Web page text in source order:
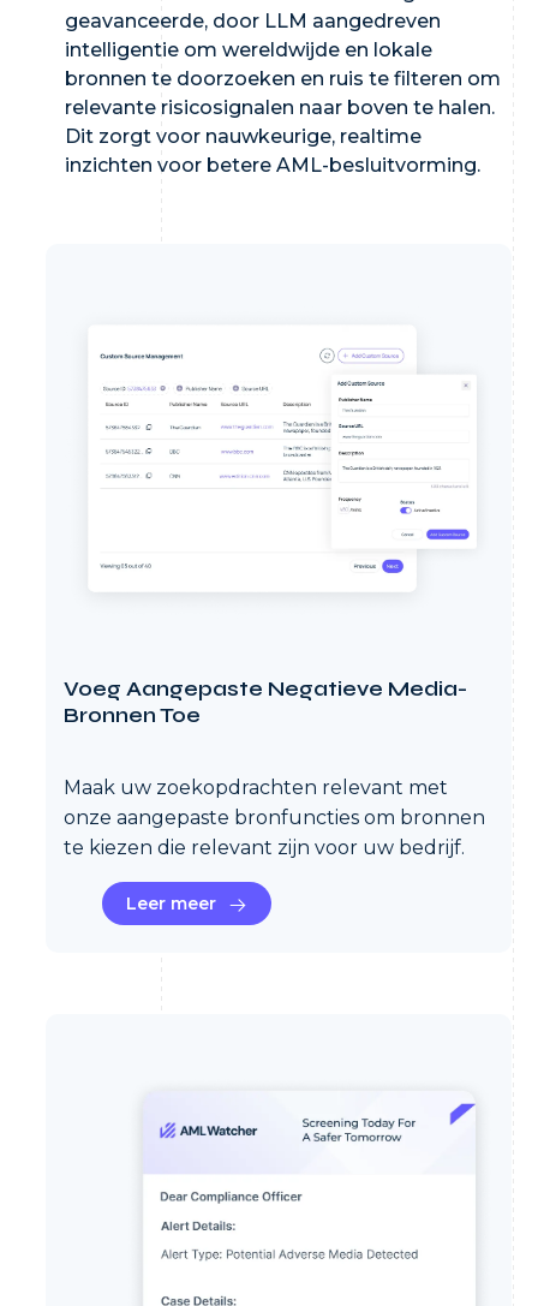
geavanceerde, door LLM aangedreven
intelligentie om wereldwijde en lokale
bronnen te doorzoeken en ruis te filteren om
relevante risicosignalen naar boven te halen.
Dit zorgt voor nauwkeurige, realtime
inzichten voor betere AML-besluitvorming.
Voeg Aangepaste Negatieve Media-
Bronnen Toe
Maak uw zoekopdrachten relevant met
onze aangepaste bronfuncties om bronnen
te kiezen die relevant zijn voor uw bedrijf.
Leer meer